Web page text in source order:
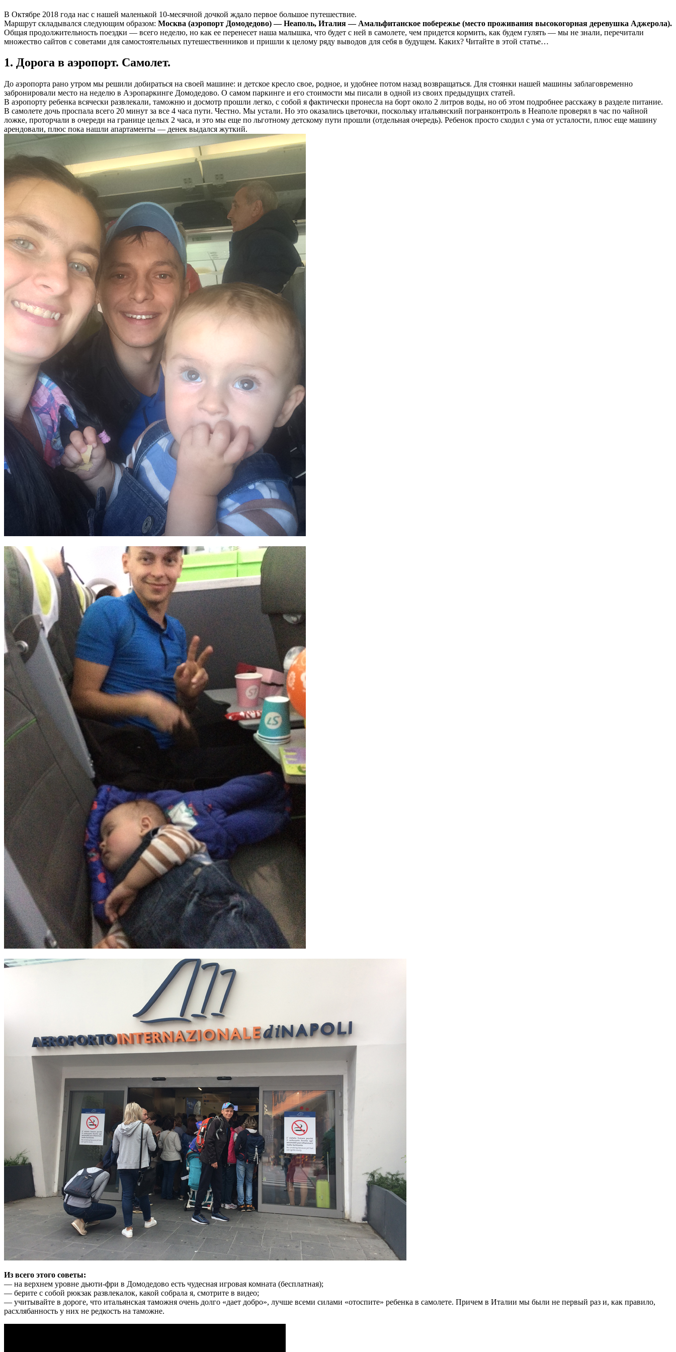
В Октябре 2018 года нас с нашей маленькой 10-месячной дочкой ждало первое большое путешествие.
Маршрут складывался следующим образом: Москва (аэропорт Домодедово) — Неаполь, Италия — Амальфитанское побережье (место проживания высокогорная деревушка Аджерола).
Общая продолжительность поездки — всего неделю, но как ее перенесет наша малышка, что будет с ней в самолете, чем придется кормить, как будем гулять — мы не знали, перечитали
множество сайтов с советами для самостоятельных путешественников и пришли к целому ряду выводов для себя в будущем. Каких? Читайте в этой статье…
1. Дорога в аэропорт. Самолет.
До аэропорта рано утром мы решили добираться на своей машине: и детское кресло свое, родное, и удобнее потом назад возвращаться. Для стоянки нашей машины заблаговременно
забронировали место на неделю в Аэропаркинге Домодедово. О самом паркинге и его стоимости мы писали в одной из своих предыдущих статей.
В аэропорту ребенка всячески развлекали, таможню и досмотр прошли легко, с собой я фактически пронесла на борт около 2 литров воды, но об этом подробнее расскажу в разделе питание.
В самолете дочь проспала всего 20 минут за все 4 часа пути. Честно. Мы устали. Но это оказались цветочки, поскольку итальянский погранконтроль в Неаполе проверял в час по чайной
ложке, проторчали в очереди на границе целых 2 часа, и это мы еще по льготному детскому пути прошли (отдельная очередь). Ребенок просто сходил с ума от усталости, плюс еще машину
арендовали, плюс пока нашли апартаменты — денек выдался жуткий.
Из всего этого советы:
— на верхнем уровне дьюти-фри в Домодедово есть чудесная игровая комната (бесплатная);
— берите с собой рюкзак развлекалок, какой собрала я, смотрите в видео;
— учитывайте в дороге, что итальянская таможня очень долго «дает добро», лучше всеми силами «отоспите» ребенка в самолете. Причем в Италии мы были не первый раз и, как правило,
расхлябанность у них не редкость на таможне.